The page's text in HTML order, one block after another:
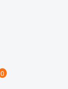
0